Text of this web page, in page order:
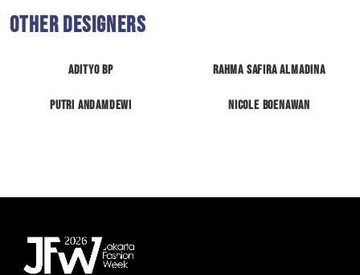
Other Designers
Adityo BP Rahma Safira Almadina
Putri Andamdewi Nicole Boenawan